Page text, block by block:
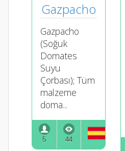
Gazpacho
Gazpacho
(Soğuk
Domates
Suyu
Çorbası); Tüm
malzeme
doma...
5 44